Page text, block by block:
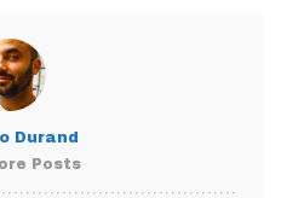
Durand
Posts